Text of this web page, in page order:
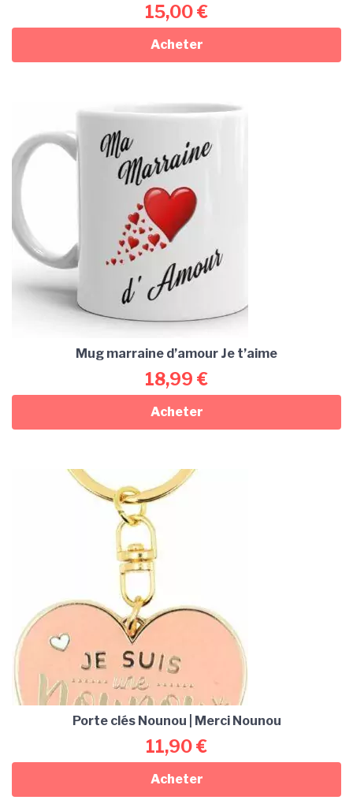
15,00€
Acheter
Mug marraine d’amour Je t’aime
18,99 €
Acheter
Porte clés Nounou | Merci Nounou
11,90€
Acheter